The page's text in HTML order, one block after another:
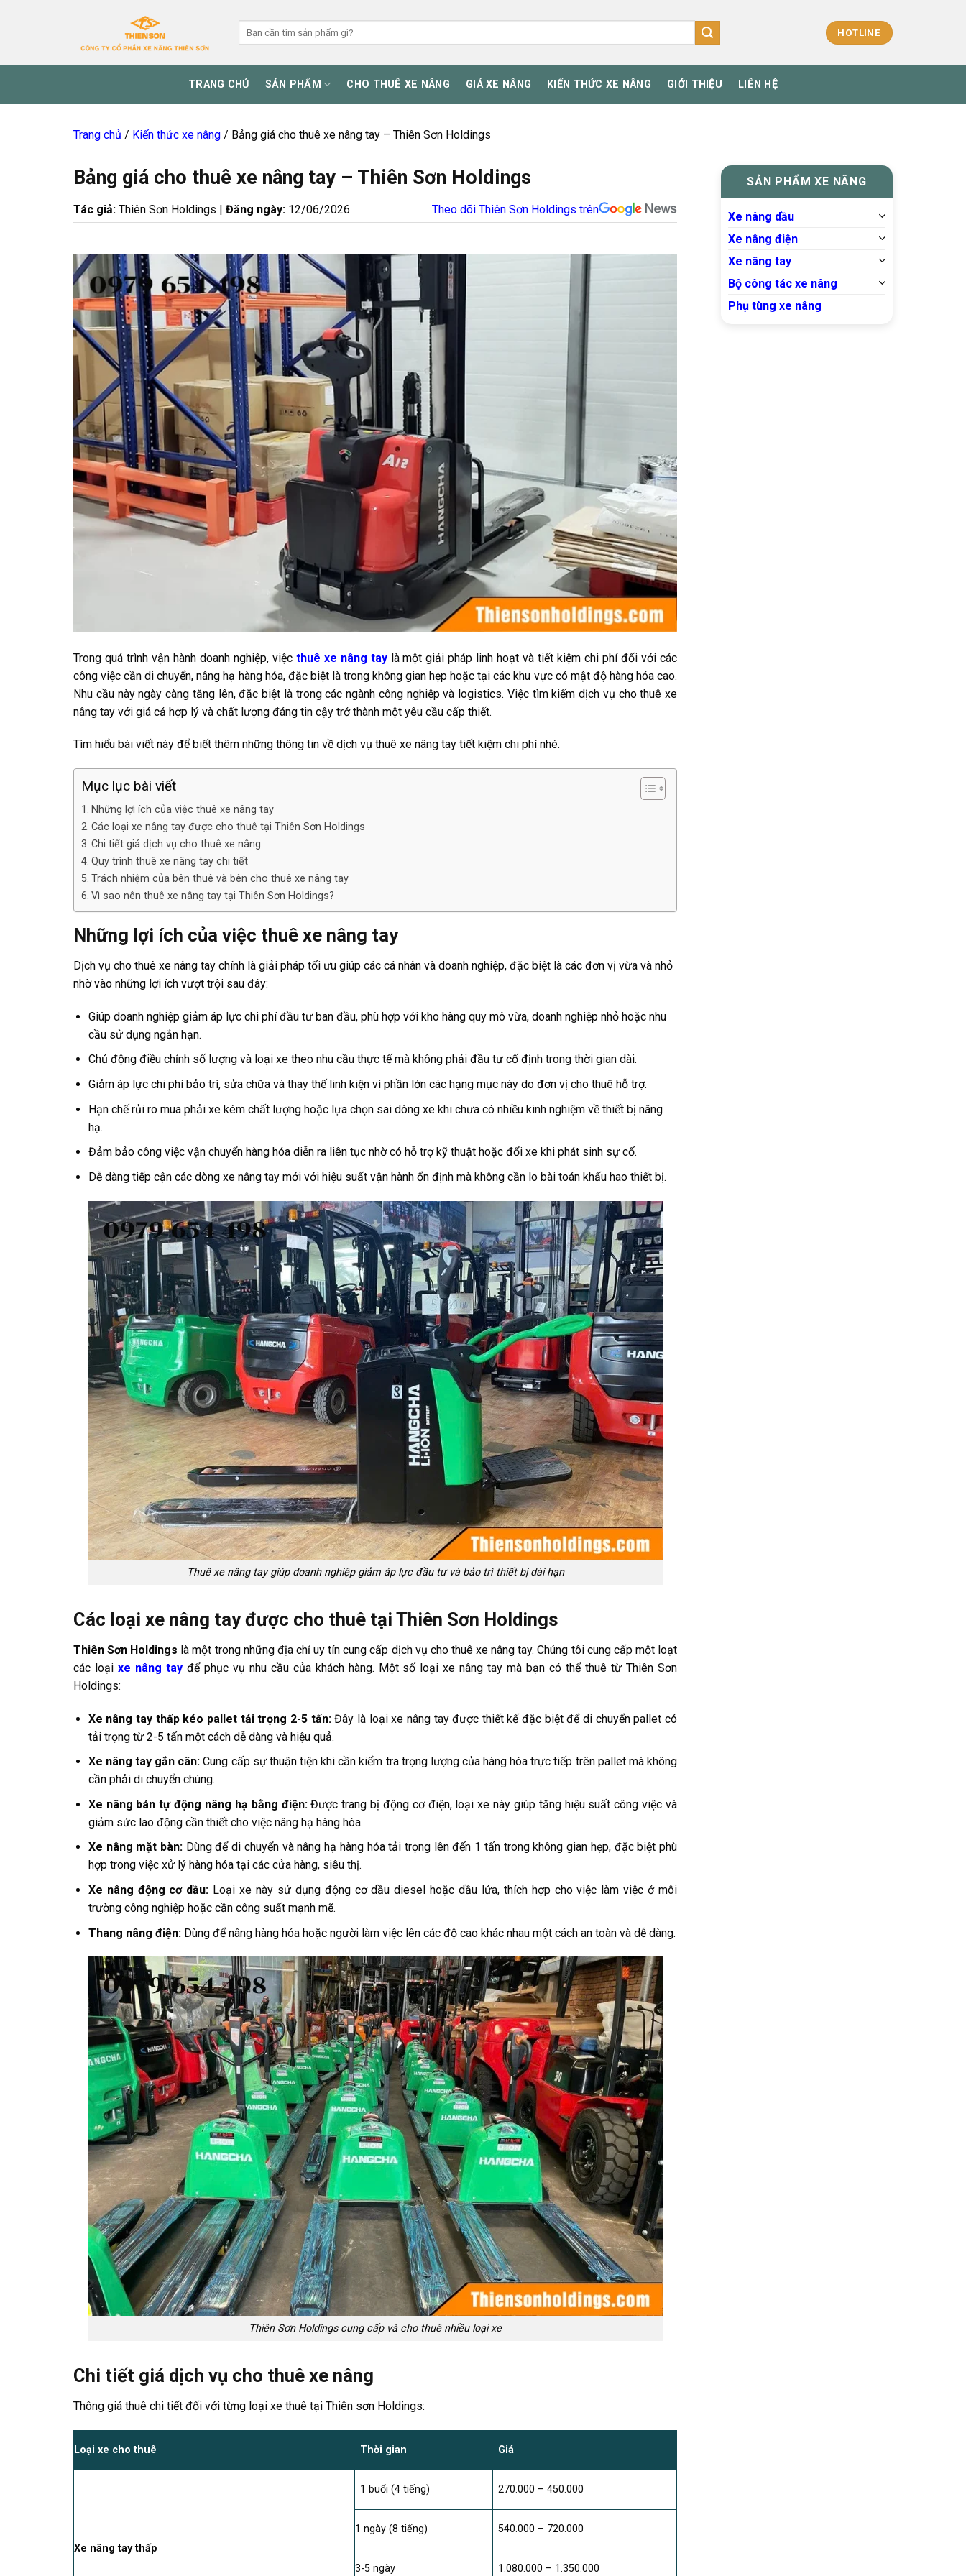
kiếm:
HOTLINE
TRANG CHỦ SẢN PHẨM CHO THUÊ XE NÂNG GIÁ XE NÂNG KIẾN THỨC XE NÂNG GIỚI THIỆU LIÊN HỆ
Trang chủ / Kiến thức xe nâng / Bảng giá cho thuê xe nâng tay – Thiên Sơn Holdings
Bảng giá cho thuê xe nâng tay – Thiên Sơn Holdings
Tác giả: Thiên Sơn Holdings | Đăng ngày: 12/06/2026 Theo dõi Thiên Sơn Holdings trên
Trong quá trình vận hành doanh nghiệp, việc thuê xe nâng taylà một giải pháp linh hoạt và tiết kiệm chi phí đối với các
công việc cần di chuyển, nâng hạ hàng hóa, đặc biệt là trong không gian hẹp hoặc tại các khu vực có mật độ hàng hóa cao.
Nhu cầu này ngày càng tăng lên, đặc biệt là trong các ngành công nghiệp và logistics. Việc tìm kiếm dịch vụ cho thuê xe
nâng tay với giá cả hợp lý và chất lượng đáng tin cậy trở thành một yêu cầu cấp thiết.
Tìm hiểu bài viết này để biết thêm những thông tin về dịch vụ thuê xe nâng tay tiết kiệm chi phí nhé.
Mục lục bài viết
Những lợi ích của việc thuê xe nâng tay
Các loại xe nâng tay được cho thuê tại Thiên Sơn Holdings
Chi tiết giá dịch vụ cho thuê xe nâng
Quy trình thuê xe nâng tay chi tiết
Trách nhiệm của bên thuê và bên cho thuê xe nâng tay
Vì sao nên thuê xe nâng tay tại Thiên Sơn Holdings?
Những lợi ích của việc thuê xe nâng tay
Dịch vụ cho thuê xe nâng tay chính là giải pháp tối ưu giúp các cá nhân và doanh nghiệp, đặc biệt là các đơn vị vừa và nhỏ
nhờ vào những lợi ích vượt trội sau đây:
Giúp doanh nghiệp giảm áp lực chi phí đầu tư ban đầu, phù hợp với kho hàng quy mô vừa, doanh nghiệp nhỏ hoặc nhu
cầu sử dụng ngắn hạn.
Chủ động điều chỉnh số lượng và loại xe theo nhu cầu thực tế mà không phải đầu tư cố định trong thời gian dài.
Giảm áp lực chi phí bảo trì, sửa chữa và thay thế linh kiện vì phần lớn các hạng mục này do đơn vị cho thuê hỗ trợ.
Hạn chế rủi ro mua phải xe kém chất lượng hoặc lựa chọn sai dòng xe khi chưa có nhiều kinh nghiệm về thiết bị nâng
hạ.
Đảm bảo công việc vận chuyển hàng hóa diễn ra liên tục nhờ có hỗ trợ kỹ thuật hoặc đổi xe khi phát sinh sự cố.
Dễ dàng tiếp cận các dòng xe nâng tay mới với hiệu suất vận hành ổn định mà không cần lo bài toán khấu hao thiết bị.
Thuê xe nâng tay giúp doanh nghiệp giảm áp lực đầu tư và bảo trì thiết bị dài hạn
Các loại xe nâng tay được cho thuê tại Thiên Sơn Holdings
Thiên Sơn Holdings là một trong những địa chỉ uy tín cung cấp dịch vụ cho thuê xe nâng tay. Chúng tôi cung cấp một loạt
các loại xe nâng tayđể phục vụ nhu cầu của khách hàng. Một số loại xe nâng tay mà bạn có thể thuê từ Thiên Sơn
Holdings:
Xe nâng tay thấp kéo pallet tải trọng 2-5 tấn:Đây là loại xe nâng tay được thiết kế đặc biệt để di chuyển pallet có
tải trọng từ 2-5 tấn một cách dễ dàng và hiệu quả.
Xe nâng tay gắn cân: Cung cấp sự thuận tiện khi cần kiểm tra trọng lượng của hàng hóa trực tiếp trên pallet mà không
cần phải di chuyển chúng.
Xe nâng bán tự động nâng hạ bằng điện:Được trang bị động cơ điện, loại xe này giúp tăng hiệu suất công việc và
giảm sức lao động cần thiết cho việc nâng hạ hàng hóa.
Xe nâng mặt bàn:Dùng để di chuyển và nâng hạ hàng hóa tải trọng lên đến 1 tấn trong không gian hẹp, đặc biệt phù
hợp trong việc xử lý hàng hóa tại các cửa hàng, siêu thị.
Xe nâng động cơ dầu: Loại xe này sử dụng động cơ dầu diesel hoặc dầu lửa, thích hợp cho việc làm việc ở môi
trường công nghiệp hoặc cần công suất mạnh mẽ.
Thang nâng điện: Dùng để nâng hàng hóa hoặc người làm việc lên các độ cao khác nhau một cách an toàn và dễ dàng.
Thiên Sơn Holdings cung cấp và cho thuê nhiều loại xe
Chi tiết giá dịch vụ cho thuê xe nâng
Thông giá thuê chi tiết đối với từng loại xe thuê tại Thiên sơn Holdings:
Loại xe cho thuê Thời gian Giá
Xe nâng tay thấp
1 buổi (4 tiếng) 270.000 – 450.000
1 ngày (8 tiếng) 540.000 – 720.000
3-5 ngày 1.080.000 – 1.350.000
SẢN PHẨM XE NÂNG
Xe nâng dầu
Xe nâng điện
Xe nâng tay
Bộ công tác xe nâng
Phụ tùng xe nâng